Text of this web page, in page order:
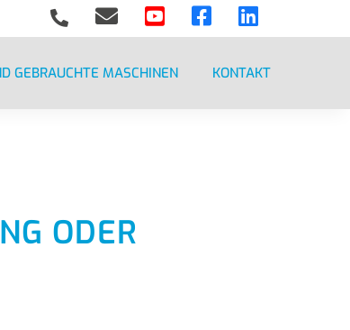
    
GEBRAUCHTE MASCHINEN KONTAKT
ODER